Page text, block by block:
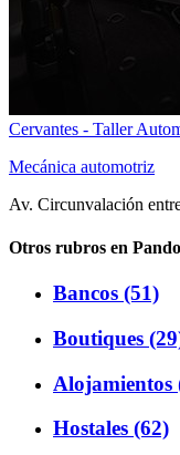
Cervantes - Taller
Mecánica automotriz
Av. Circunvalación
Otros rubros en Pando
Bancos (51)
Boutiques
Alojamientos
Hostales (62)